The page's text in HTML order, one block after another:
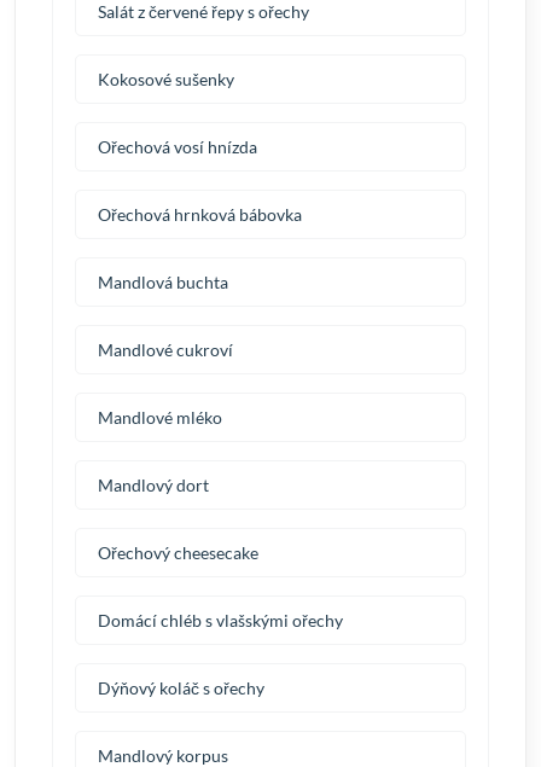
Salát z červené řepy s ořechy
Kokosové sušenky
Ořechová vosí hnízda
Ořechová hrnková bábovka
Mandlová buchta
Mandlové cukroví
Mandlové mléko
Mandlový dort
Ořechový cheesecake
Domácí chléb s vlašskými ořechy
Dýňový koláč s ořechy
Mandlový korpus